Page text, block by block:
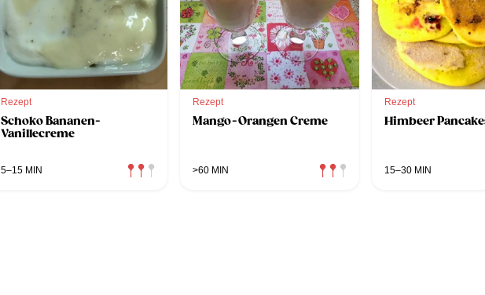
Rezept
Schoko Bananen-
Vanillecreme
5–15 MIN
Rezept
Mango-Orangen Creme
>60 MIN
Rezept
Himbeer
15–30 MIN